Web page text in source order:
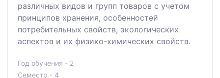
различных видов и групп товаров с учетом
принципов хранения, особенностей
потребительных свойств, экологических
аспектов и их физико-химических свойств.
Год обучения - 2
Семестр - 4